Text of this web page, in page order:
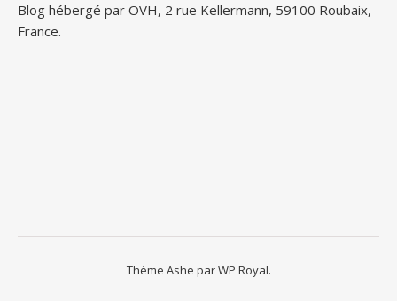
Blog hébergé par OVH, 2 rue Kellermann, 59100 Roubaix,
France.
Thème Ashe parWP Royal.